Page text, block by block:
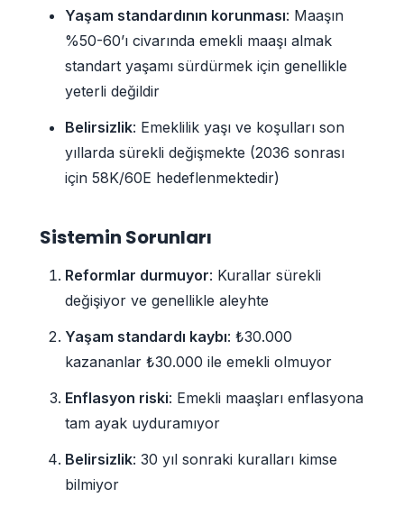
Yaşam standardının korunması: Maaşın
%50-60’ı civarında emekli maaşı almak
standart yaşamı sürdürmek için genellikle
yeterli değildir
Belirsizlik: Emeklilik yaşı ve koşulları son
yıllarda sürekli değişmekte (2036 sonrası
için 58K/60E hedeflenmektedir)
Sistemin Sorunları
Reformlar durmuyor: Kurallar sürekli
değişiyor ve genellikle aleyhte
Yaşam standardı kaybı: ₺30.000
kazananlar ₺30.000 ile emekli olmuyor
Enflasyon riski: Emekli maaşları enflasyona
tam ayak uyduramıyor
Belirsizlik: 30 yıl sonraki kuralları kimse
bilmiyor